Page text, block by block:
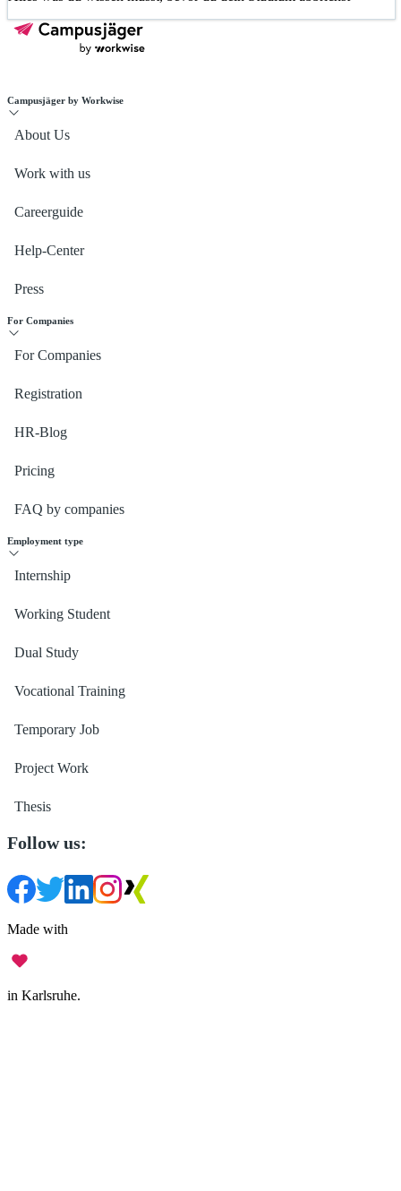
Campusjäger by Workwise
About Us
Work with us
Careerguide
Help-Center
Press
For Companies
For Companies
Registration
HR-Blog
Pricing
FAQ by companies
Employment type
Internship
Working Student
Dual Study
Vocational Training
Temporary Job
Project Work
Thesis
Follow us:
Made with
in Karlsruhe.